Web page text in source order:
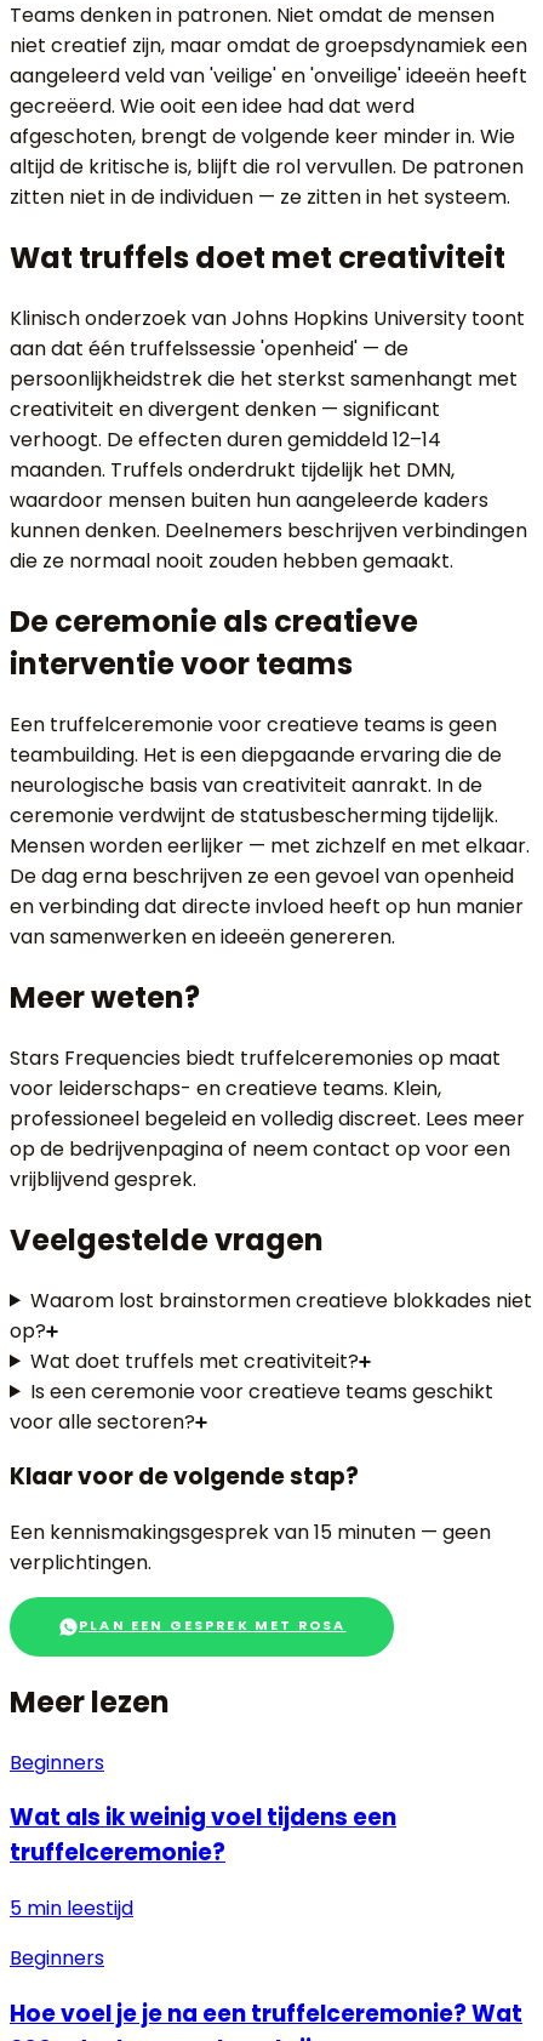
Teams denken in patronen. Niet omdat de mensen
niet creatief zijn, maar omdat de groepsdynamiek een
aangeleerd veld van 'veilige' en 'onveilige' ideeën heeft
gecreëerd. Wie ooit een idee had dat werd
afgeschoten, brengt de volgende keer minder in. Wie
altijd de kritische is, blijft die rol vervullen. De patronen
zitten niet in de individuen — ze zitten in het systeem.
Wat truffels doet met creativiteit
Klinisch onderzoek van Johns Hopkins University toont
aan dat één truffelssessie 'openheid' — de
persoonlijkheidstrek die het sterkst samenhangt met
creativiteit en divergent denken — significant
verhoogt. De effecten duren gemiddeld 12–14
maanden. Truffels onderdrukt tijdelijk het DMN,
waardoor mensen buiten hun aangeleerde kaders
kunnen denken. Deelnemers beschrijven verbindingen
die ze normaal nooit zouden hebben gemaakt.
De ceremonie als creatieve
interventie voor teams
Een truffelceremonie voor creatieve teams is geen
teambuilding. Het is een diepgaande ervaring die de
neurologische basis van creativiteit aanrakt. In de
ceremonie verdwijnt de statusbescherming tijdelijk.
Mensen worden eerlijker — met zichzelf en met elkaar.
De dag erna beschrijven ze een gevoel van openheid
en verbinding dat directe invloed heeft op hun manier
van samenwerken en ideeën genereren.
Meer weten?
Stars Frequencies biedt truffelceremonies op maat
voor leiderschaps- en creatieve teams. Klein,
professioneel begeleid en volledig discreet. Lees meer
op de bedrijvenpagina of neem contact op voor een
vrijblijvend gesprek.
Veelgestelde vragen
Waarom lost brainstormen creatieve blokkades niet
op?
Wat doet truffels met creativiteit?
Is een ceremonie voor creatieve teams geschikt
voor alle sectoren?
Klaar voor de volgende stap?
Een kennismakingsgesprek van 15 minuten — geen
verplichtingen.
PLAN EEN GESPREK MET ROSA
Meer lezen
Beginners
Wat als ik weinig voel tijdens een
truffelceremonie?
5 min leestijd
Beginners
Hoe voel je je na een truffelceremonie? Wat